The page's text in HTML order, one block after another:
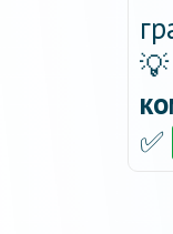
💡
✅